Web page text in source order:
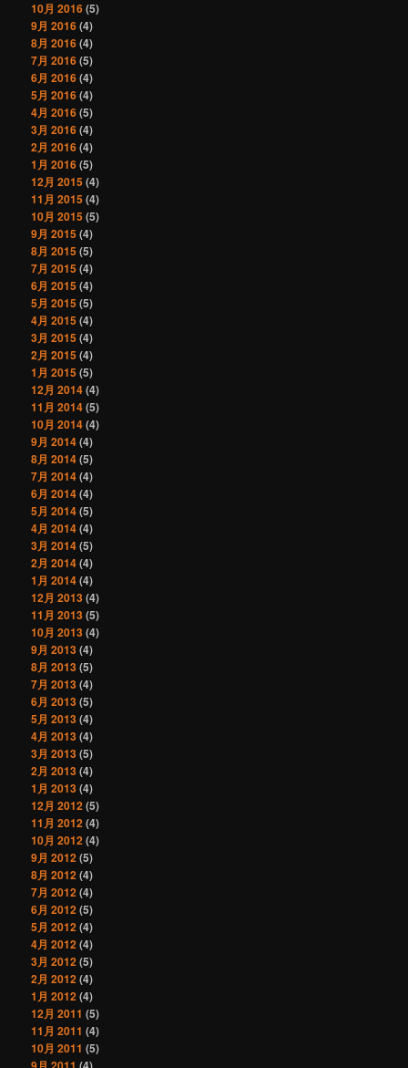
10月 2016(5)
9月 2016(4)
8月 2016(4)
7月 2016(5)
6月 2016(4)
5月 2016(4)
4月 2016(5)
3月 2016(4)
2月 2016(4)
1月 2016(5)
12月 2015(4)
11月 2015(4)
10月 2015(5)
9月 2015(4)
8月 2015(5)
7月 2015(4)
6月 2015(4)
5月 2015(5)
4月 2015(4)
3月 2015(4)
2月 2015(4)
1月 2015(5)
12月 2014(4)
11月 2014(5)
10月 2014(4)
9月 2014(4)
8月 2014(5)
7月 2014(4)
6月 2014(4)
5月 2014(5)
4月 2014(4)
3月 2014(5)
2月 2014(4)
1月 2014(4)
12月 2013(4)
11月 2013(5)
10月 2013(4)
9月 2013(4)
8月 2013(5)
7月 2013(4)
6月 2013(5)
5月 2013(4)
4月 2013(4)
3月 2013(5)
2月 2013(4)
1月 2013(4)
12月 2012 (5)
11月 2012 (4)
10月 2012 (4)
9月 2012 (5)
8月 2012 (4)
7月 2012 (4)
6月 2012 (5)
5月 2012 (4)
4月 2012 (4)
3月 2012 (5)
2月 2012 (4)
1月 2012 (4)
12月 2011 (5)
11月 2011 (4)
10月 2011 (5)